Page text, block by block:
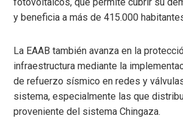
y beneficia a más de 415.000
La EAAB también avanza en la
infraestructura mediante la
de refuerzo sísmico en redes y
sistema, especialmente las que
proveniente del sistema Chingaza.